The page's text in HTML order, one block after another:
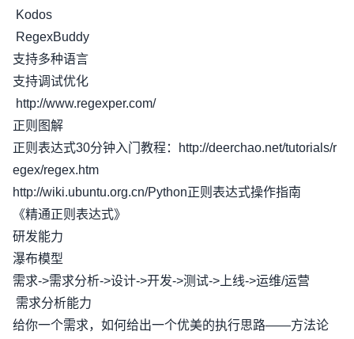
Kodos
RegexBuddy
支持多种语言
支持调试优化
http://www.regexper.com/
正则图解
正则表达式30分钟入门教程：http://deerchao.net/tutorials/r
egex/regex.htm
http://wiki.ubuntu.org.cn/Python正则表达式操作指南
《精通正则表达式》
研发能力
瀑布模型
需求->需求分析->设计->开发->测试->上线->运维/运营
需求分析能力
给你一个需求，如何给出一个优美的执行思路——方法论